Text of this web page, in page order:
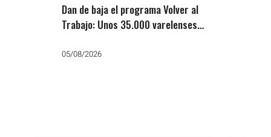
Dan de baja el programa Volver al
Trabajo: Unos 35.000 varelenses
05/08/2026